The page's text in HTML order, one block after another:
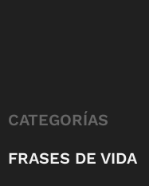
CATEGORÍAS
FRASES DE VIDA